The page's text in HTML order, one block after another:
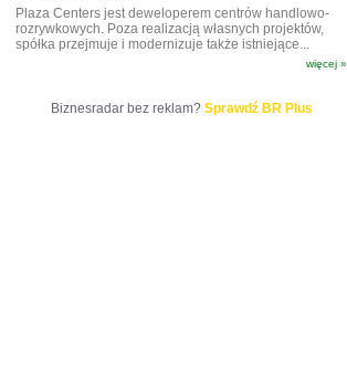
Plaza Centers jest deweloperem centrów handlowo-
rozrywkowych. Poza realizacją własnych projektów,
spółka przejmuje i modernizuje także istniejące...
więcej »
Biznesradar bez reklam? Sprawdź BR Plus